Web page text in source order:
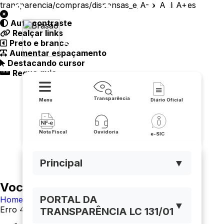
transparencia/compras/dispensas_e_inexigibilidades
A- A A+
Serra do Ramalho
Menu Transparência Diário Oficial
Nota Fiscal Ouvidoria e-SIC
Principal ▼
PORTAL DA
TRANSPARÊNCIA LC 131/01 ▼
Auto contraste
Realçar links
Preto e branco
Aumentar espaçamento
Destacando cursor
Regua guia
Você está navegando em:
Home
Erro 404